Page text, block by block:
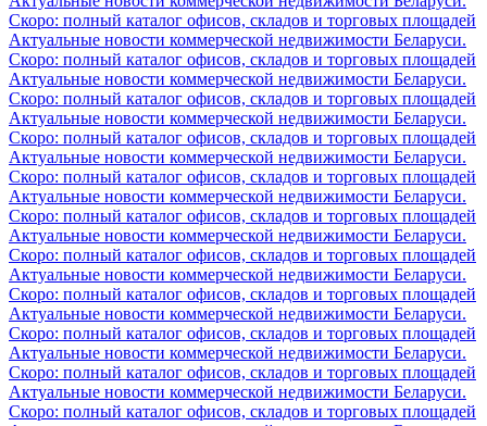
Скоро: полный каталог офисов, складов и торговых площадей
Актуальные новости коммерческой недвижимости Беларуси.
Скоро: полный каталог офисов, складов и торговых площадей
Актуальные новости коммерческой недвижимости Беларуси.
Скоро: полный каталог офисов, складов и торговых площадей
Актуальные новости коммерческой недвижимости Беларуси.
Скоро: полный каталог офисов, складов и торговых площадей
Актуальные новости коммерческой недвижимости Беларуси.
Скоро: полный каталог офисов, складов и торговых площадей
Актуальные новости коммерческой недвижимости Беларуси.
Скоро: полный каталог офисов, складов и торговых площадей
Актуальные новости коммерческой недвижимости Беларуси.
Скоро: полный каталог офисов, складов и торговых площадей
Актуальные новости коммерческой недвижимости Беларуси.
Скоро: полный каталог офисов, складов и торговых площадей
Актуальные новости коммерческой недвижимости Беларуси.
Скоро: полный каталог офисов, складов и торговых площадей
Актуальные новости коммерческой недвижимости Беларуси.
Скоро: полный каталог офисов, складов и торговых площадей
Актуальные новости коммерческой недвижимости Беларуси.
Скоро: полный каталог офисов, складов и торговых площадей